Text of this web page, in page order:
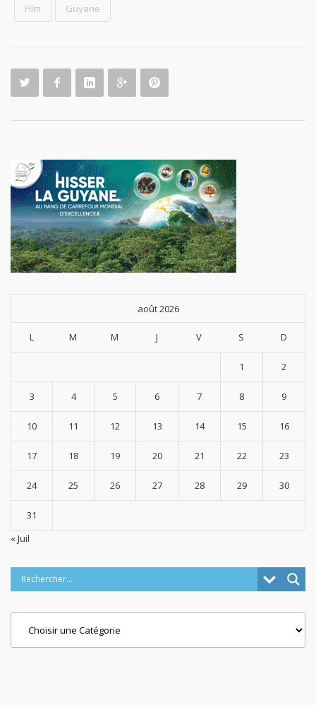
Film Guyane
août 2026
L M M J V S D
1 2
3 4 5 6 7 8 9
10 11 12 13 14 15 16
17 18 19 20 21 22 23
24 25 26 27 28 29 30
31
« Juil